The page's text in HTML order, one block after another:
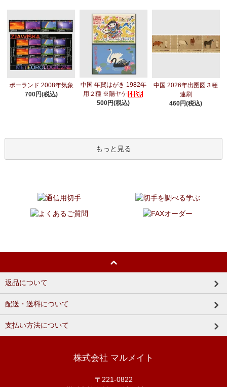
ポーランド 2008年気象
700円(税込)
中国 年賀はがき 1982年
用２種 ※陽ヤケ
500円(税込)
中国 2026年出圉図３種
連刷
460円(税込)
もっと見る
返品について
配送・送料について
支払い方法について
株式会社 マルメイト
〒221-0822